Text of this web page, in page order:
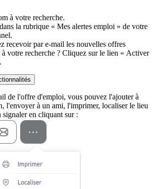
à votre recherche.
la rubrique « Mes alertes emploi » de votre
recevoir par e-mail les nouvelles offres
votre recherche ? Cliquez sur le lien « Activer
de l'offre d'emploi, vous pouvez l'ajouter à
l'envoyer à un ami, l'imprimer, localiser le lieu
signaler en cliquant sur :